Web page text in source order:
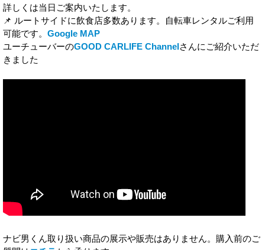
詳しくは当日ご案内いたします。
📌 ルートサイドに飲食店多数あります。自転車レンタルご利用
可能です。 Google MAP
ユーチューバーのGOOD CARLIFE Channel さんにご紹介いただ
きました
ナビ男くん取り扱い商品の展示や販売はありません。購入前のご